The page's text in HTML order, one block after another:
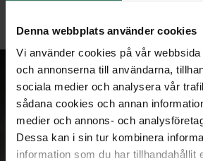
Denna webbplats använder cookies
Vi använder cookies på vår
och annonserna till användarna,
sociala medier och analysera vår
sådana cookies och annan
medier och annons- och
Dessa kan i sin tur kombinera
information som du har tillhandahållit